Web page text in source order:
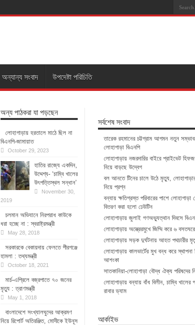
অন্যান্য সংবাদ উপদেষ্টা পরিচিতি
অন্য পাঠকরা যা পড়ছেন
লোহাগাড়ায় হরতালে মাঠে ছিল না
বিএনপি-জামায়াত
October 29, 2023
হাতির রাজ্যে একদিন,
উদ্দেশ্য- ‘চাম্বি খালের
উৎপত্তিস্থল সন্ধান’
November 30,
2019
চলমান অভিযানে নিরপরাধ কাউকে
ধরা হচ্ছে না : স্বরাষ্ট্রমন্ত্রী
May 28, 2018
সরকারকে বেকায়দায় ফেলতে পীরগঞ্জে
হামলা : তথ্যমন্ত্রী
October 18, 2021
মার্চ-এপ্রিলে বজ্রপাতে ৭০ জনের
মৃত্যু : ত্রাণমন্ত্রী
May 1, 2018
বাংলাদেশে সংখ্যালঘুদের আক্রমণ
নিয়ে রিপোর্ট অতিরঞ্জিত, মোদীকে ইউনূস
সর্বশেষ সংবাদ
তারেক রহমানের চট্টগ্রাম আগমন নতুন
লোহাগাড়া বিএনপি
লোহাগাড়ায় নজরদারির বাইরে প্রাইভেট
নিয়ে বাড়ছে উদ্বেগ
বল আনতে টিনের চালে উঠে মৃত্যু,
নিয়ে প্রশ্ন
বন্যায় ক্ষতিগ্রস্ত পরিবারের পাশে
বিতরণ করা হলো ঢেউটিন
লোহাগাড়ায় জুলাই গণঅভ্যুত্থান দিবসে
লোহাগাড়ায় অস্ত্রেরমুখে জিম্মি করে ৬
লোহাগাড়ায় সড়ক দুর্ঘটনায় আহত পথচারীর
লোহাগাড়ায় কালভার্টের মুখ বন্ধ করে স্থাপনা
আশংকা
সাতকানিয়া-লোহাগাড়া বৌদ্ধ ঐক্য পরিষদের
লোহাগাড়ায় বন্যায় বাঁধ বিলীন, চাম্বি
রাবার ড্যাম
আর্কাইভ